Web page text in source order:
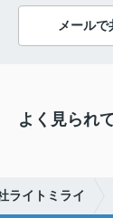
メールで
よく見られ
ライトミライ